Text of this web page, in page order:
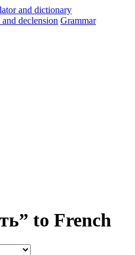
and declension Grammar
to French